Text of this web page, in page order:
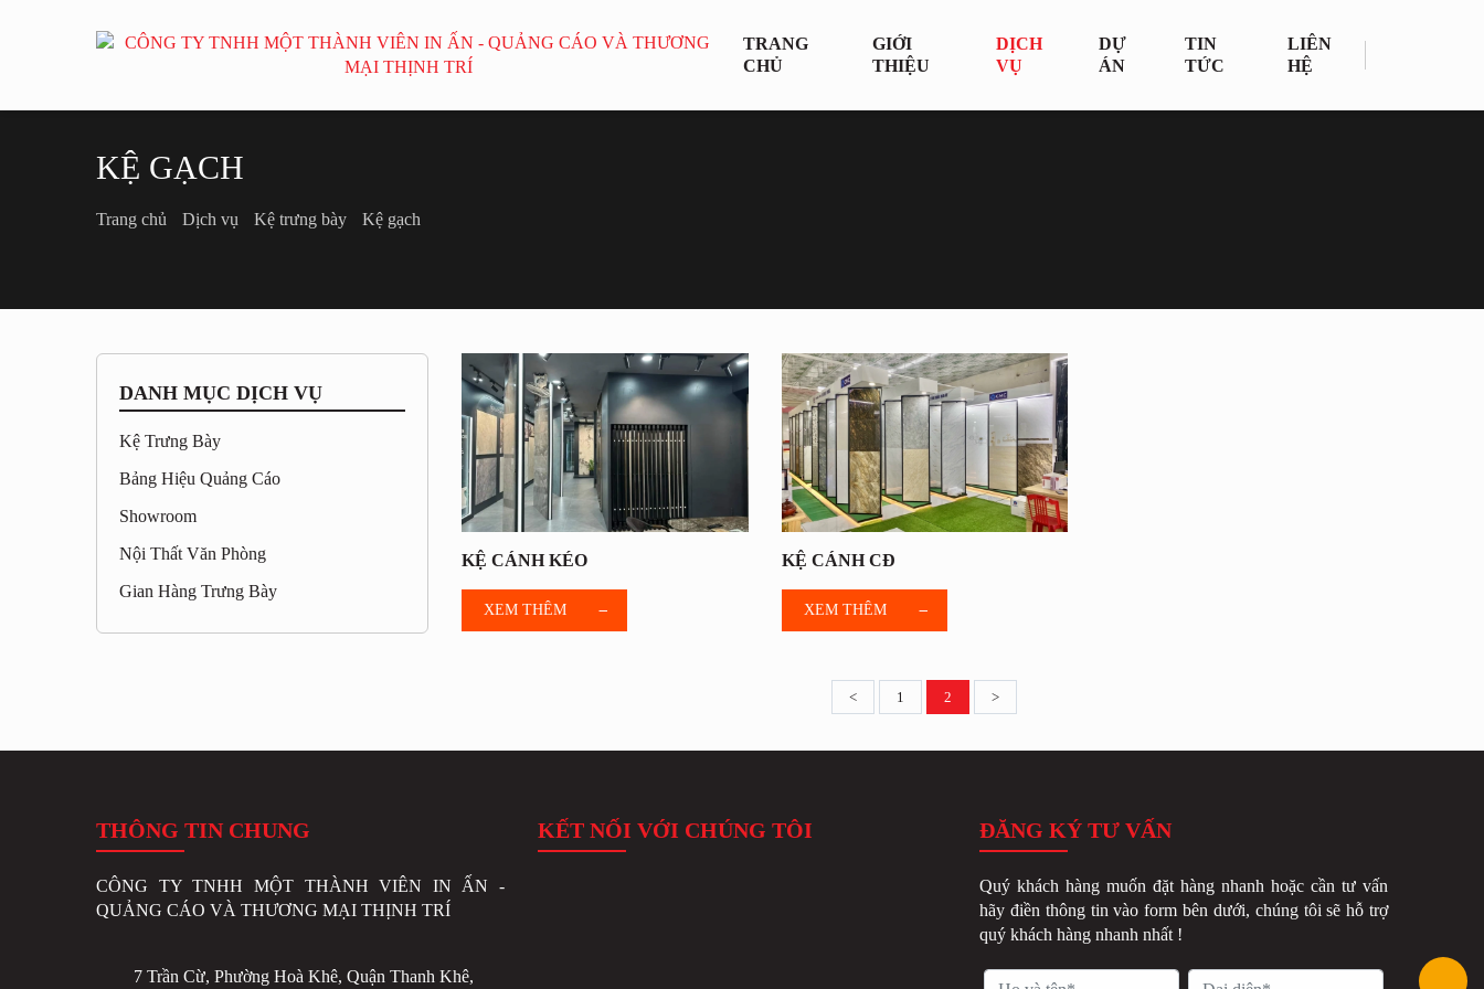
TRANG
CHỦ
GIỚI
THIỆU
DỊCH
VỤ
DỰ
ÁN
TIN
TỨC
LIÊN
HỆ
KỆ GẠCH
Trang chủ Dịch vụ Kệ trưng bày Kệ gạch
KỆ CÁNH KÉO
XEM THÊM
KỆ CÁNH CĐ
XEM THÊM
< 1 2 >
DANH MỤC DỊCH VỤ
Kệ Trưng Bày
Bảng Hiệu Quảng Cáo
Showroom
Nội Thất Văn Phòng
Gian Hàng Trưng Bày
THÔNG TIN CHUNG
CÔNG TY TNHH MỘT THÀNH VIÊN IN ẤN -
QUẢNG CÁO VÀ THƯƠNG MẠI THỊNH TRÍ
7 Trần Cừ, Phường Hoà Khê, Quận Thanh Khê,
KẾT NỐI VỚI CHÚNG TÔI ĐĂNG KÝ TƯ VẤN
Quý khách hàng muốn đặt hàng nhanh hoặc cần tư vấn
hãy điền thông tin vào form bên dưới, chúng tôi sẽ hỗ trợ
quý khách hàng nhanh nhất !